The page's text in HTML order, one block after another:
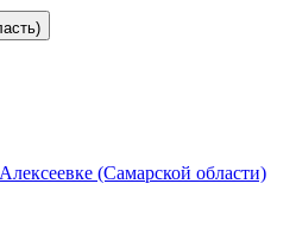
(Самарской области)